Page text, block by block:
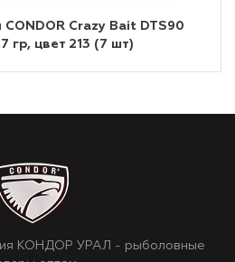
Crazy Bait DTS90
гр, цвет 213 (7 шт)
КОНДОР УРАЛ - рыболовные